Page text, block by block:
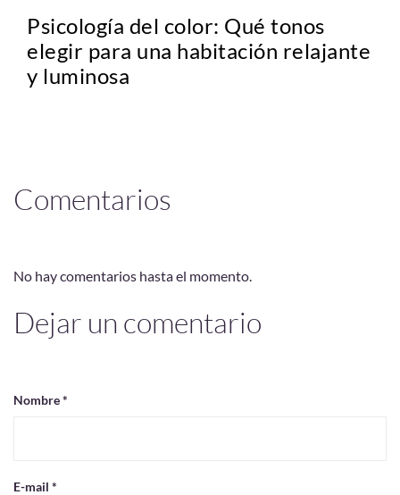
Psicología del color: Qué tonos
elegir para una habitación relajante
y luminosa
Comentarios
No hay comentarios hasta el momento.
Dejar un comentario
Nombre *
E-mail *